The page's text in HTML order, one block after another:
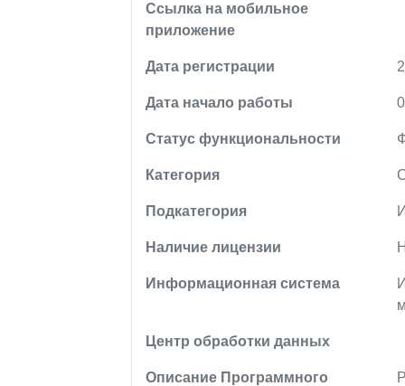
Ссылка на мобильное
приложение
Дата регистрации
Дата начало работы
Статус функциональности
Категория
Подкатегория
Наличие лицензии
Информационная система
Центр обработки данных
Описание Программного